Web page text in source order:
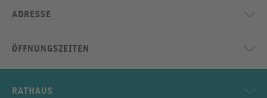
ADRESSE
ÖFFNUNGSZEITEN
RATHAUS